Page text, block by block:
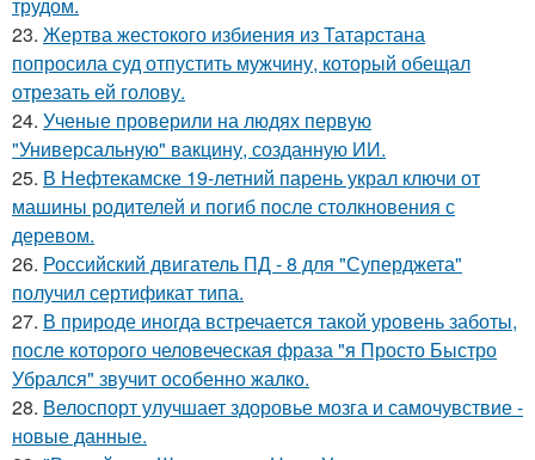
23. Жертва жестокого избиения из Татарстана
попросила суд отпустить мужчину, который обещал
отрезать ей голову.
24. Ученые проверили на людях первую
"Универсальную" вакцину, созданную ИИ.
25. В Нефтекамске 19-летний парень украл ключи от
машины родителей и погиб после столкновения с
деревом.
26. Российский двигатель ПД - 8 для "Суперджета"
получил сертификат типа.
27. В природе иногда встречается такой уровень заботы,
после которого человеческая фраза "я Просто Быстро
Убрался" звучит особенно жалко.
28. Велоспорт улучшает здоровье мозга и самочувствие -
новые данные.